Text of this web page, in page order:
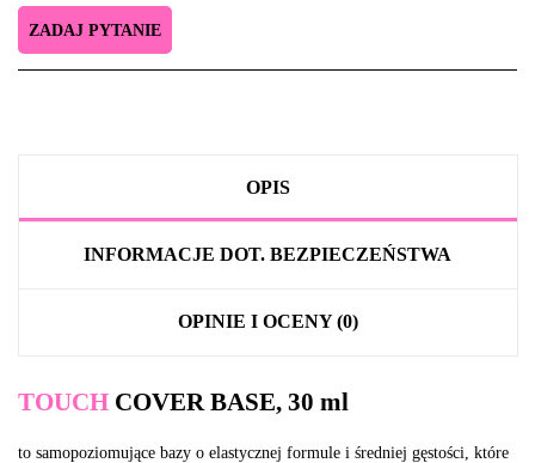
ZADAJ PYTANIE
OPIS
INFORMACJE DOT. BEZPIECZEŃSTWA
OPINIE I OCENY (0)
TOUCH COVER BASE, 30 ml
to samopoziomujące bazy o elastycznej formule i średniej gęstości, które